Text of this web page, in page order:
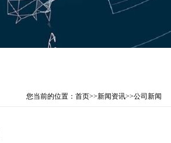
您当前的位置： 首页>>新闻资讯>>公司新闻